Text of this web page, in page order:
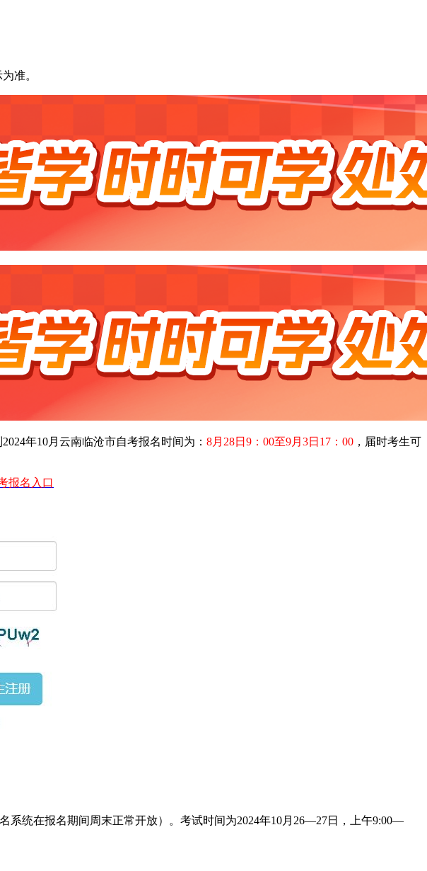
准。
年10月云南临沧市自考报名时间为： 8月28日9：00至9月3日17：00 ，届时考生可
报名入口
系统在报名期间周末正常开放）。考试时间为2024年10月26—27日，上午9:00—